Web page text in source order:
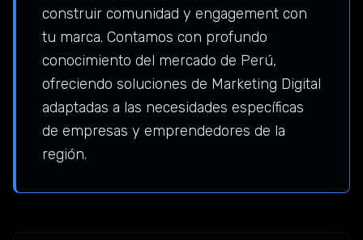
construir comunidad y engagement con
tu marca. Contamos con profundo
conocimiento del mercado de Perú,
ofreciendo soluciones de Marketing Digital
adaptadas a las necesidades específicas
de empresas y emprendedores de la
región.